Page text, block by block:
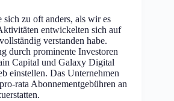
zu oft anders, als wir es
entwickelten sich auf
verstanden habe.
durch prominente Investoren
Capital und Galaxy Digital
einstellen. Das Unternehmen
rata Abonnementgebühren an